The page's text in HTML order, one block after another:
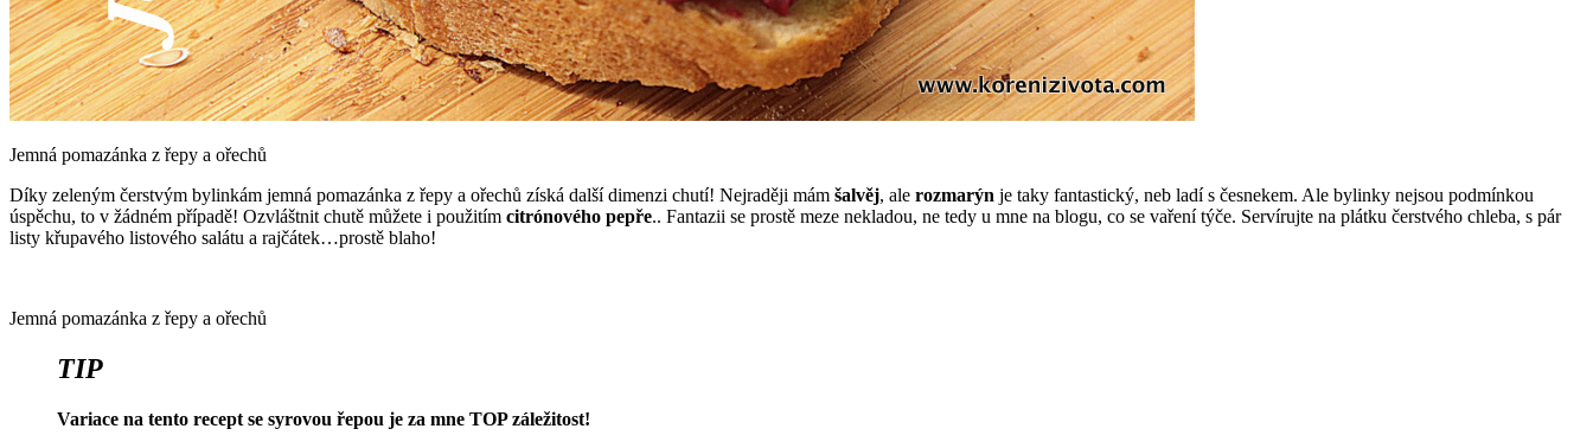
Jemná pomazánka z řepy a ořechů
Díky zeleným čerstvým bylinkám jemná pomazánka z řepy a ořechů získá další dimenzi chutí! Nejraději mám šalvěj, ale rozmarýn je taky fantastický, neb ladí s česnekem. Ale bylinky nejsou podmínkou
úspěchu, to v žádném případě! Ozvláštnit chutě můžete i použitím citrónového pepře.. Fantazii se prostě meze nekladou, ne tedy u mne na blogu, co se vaření týče. Servírujte na plátku čerstvého chleba, s pár
listy křupavého listového salátu a rajčátek…prostě blaho!
Jemná pomazánka z řepy a ořechů
TIP
Variace na tento recept se syrovou řepou je za mne TOP záležitost!